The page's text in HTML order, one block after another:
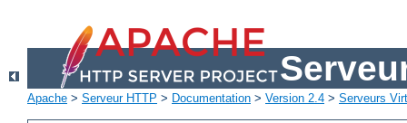
Apache > Serveur HTTP > Documentation > Version 2.4 > Serveurs